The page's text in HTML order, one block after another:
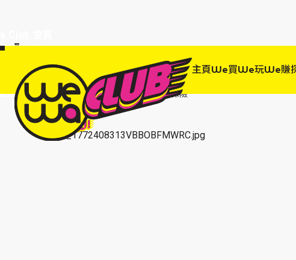
單95折!
輸入優惠
即
達95折!
主頁We買We玩We賺
主頁 We 買 保險 旅遊保險
MSIG iTravel Go旅遊保險